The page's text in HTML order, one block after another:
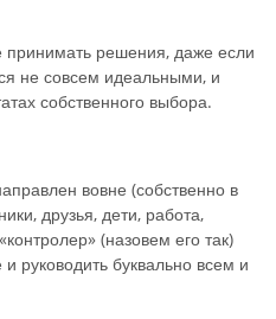
решения, даже если
не совсем идеальными, и
собственного выбора.
вовне (собственно в
друзья, дети, работа,
(назовем его так)
руководить буквально всем и